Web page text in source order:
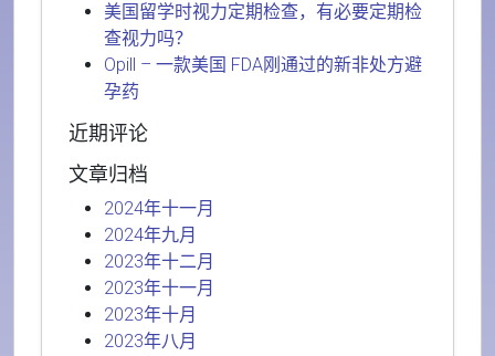
美国留学时视力定期检查，有必要定期检
查视力吗？
Opill – 一款美国 FDA刚通过的新非处方避
孕药
近期评论
文章归档
2024年十一月
2024年九月
2023年十二月
2023年十一月
2023年十月
2023年八月